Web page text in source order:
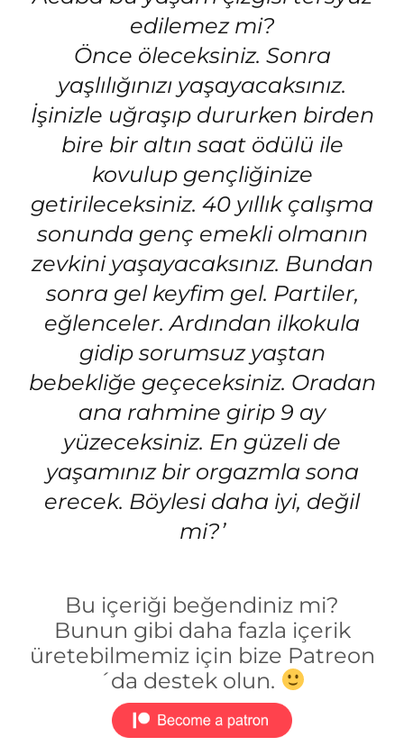
edilemez mi?
Önce öleceksiniz. Sonra
yaşlılığınızı yaşayacaksınız.
İşinizle uğraşıp dururken birden
bire bir altın saat ödülü ile
kovulup gençliğinize
getirileceksiniz. 40 yıllık çalışma
sonunda genç emekli olmanın
zevkini yaşayacaksınız. Bundan
sonra gel keyfim gel. Partiler,
eğlenceler. Ardından ilkokula
gidip sorumsuz yaştan
bebekliğe geçeceksiniz. Oradan
ana rahmine girip 9 ay
yüzeceksiniz. En güzeli de
yaşamınız bir orgazmla sona
erecek. Böylesi daha iyi, değil
mi?’
Bu içeriği beğendiniz mi?
Bunun gibi daha fazla içerik
üretebilmemiz için bize Patreon
´da destek olun.